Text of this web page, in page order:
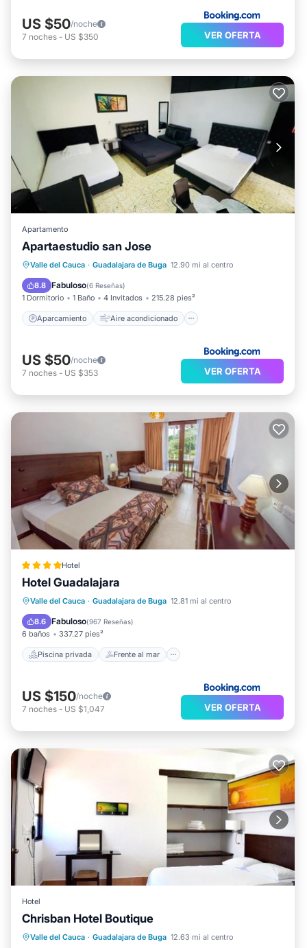
US $50/noche
7 noches - US $350 VER OFERTA
Apartamento
Apartaestudio san Jose
Valle del Cauca · Guadalajara de Buga 12.90 mi al centro
8.8 Fabuloso(6 Reseñas)
1 Dormitorio 1 Baño 4 Invitados 215.28 pies²
Aparcamiento Aire acondicionado
Aparcamiento
Aire acondicionado
Internet
Se admiten mascotas
US $50/noche
7 noches - US $353 VER OFERTA
Hotel
Hotel Guadalajara
Valle del Cauca · Guadalajara de Buga 12.81 mi al centro
8.6 Fabuloso(967 Reseñas)
6 baños 337.27 pies²
Piscina privada Frente al mar
Piscina privada
Frente al mar
Bañera de hidromasaje
US $150/noche
7 noches - US $1,047 VER OFERTA
Hotel
Chrisban Hotel Boutique
Valle del Cauca · Guadalajara de Buga 12.63 mi al centro
Piscina privada
Bañera de hidromasaje